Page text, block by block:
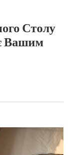
Столу
Вашим